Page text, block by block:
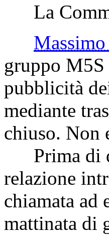
La
gruppo
pubblicità
mediante
chiuso. Non
Prima di
relazione
chiamata ad
mattinata di